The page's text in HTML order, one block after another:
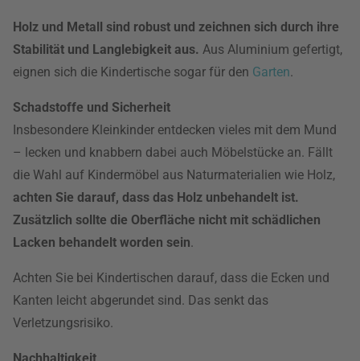
Holz und Metall sind robust und zeichnen sich durch ihre
Stabilität und Langlebigkeit aus. Aus Aluminium gefertigt,
eignen sich die Kindertische sogar für den Garten.
Schadstoffe und Sicherheit
Insbesondere Kleinkinder entdecken vieles mit dem Mund
– lecken und knabbern dabei auch Möbelstücke an. Fällt
die Wahl auf Kindermöbel aus Naturmaterialien wie Holz,
achten Sie darauf, dass das Holz unbehandelt ist.
Zusätzlich sollte die Oberfläche nicht mit schädlichen
Lacken behandelt worden sein.
Achten Sie bei Kindertischen darauf, dass die Ecken und
Kanten leicht abgerundet sind. Das senkt das
Verletzungsrisiko.